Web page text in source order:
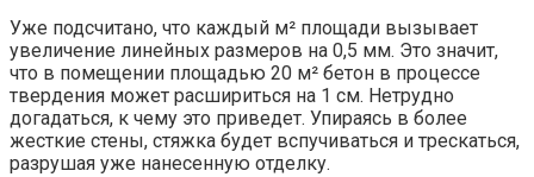
Уже подсчитано, что каждый м² площади вызывает
увеличение линейных размеров на 0,5 мм. Это значит,
что в помещении площадью 20 м² бетон в процессе
твердения может расшириться на 1 см. Нетрудно
догадаться, к чему это приведет. Упираясь в более
жесткие стены, стяжка будет вспучиваться и трескаться,
разрушая уже нанесенную отделку.